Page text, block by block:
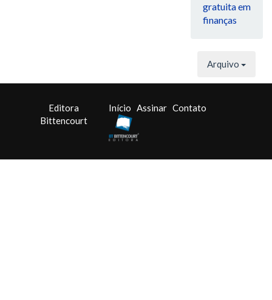
gratuita em
finanças
Arquivo
Editora
Bittencourt
Início Assinar Contato